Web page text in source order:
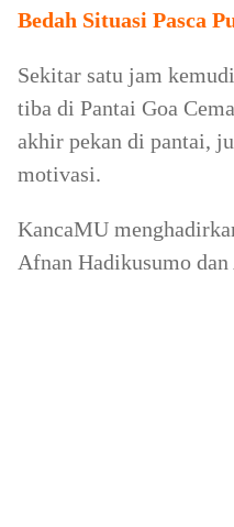
Bedah Situasi Pasca
Sekitar satu jam
tiba di Pantai Goa
akhir pekan di pantai,
motivasi.
KancaMU
Afnan Hadikusumo